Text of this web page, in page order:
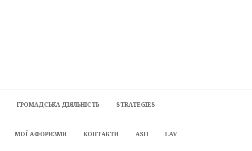
ГРОМАДСЬКА ДІЯЛЬНІСТЬ STRATEGIES
МОЇ АФОРИЗМИ КОНТАКТИ ASH LAV